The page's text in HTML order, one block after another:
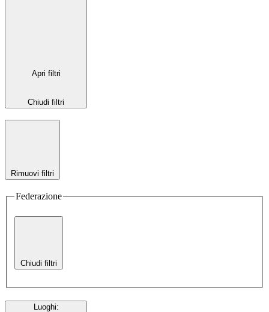
Apri filtri
Chiudi filtri
Rimuovi filtri
Federazione
Chiudi filtri
Luoghi: